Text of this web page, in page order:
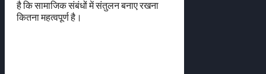
है कि सामाजिक संबंधों में संतुलन बनाए रखना
कितना महत्वपूर्ण है।